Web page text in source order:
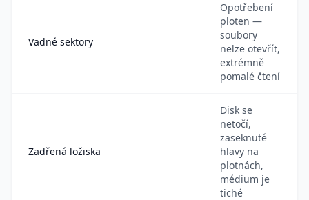
Vadné sektory
Opotřebení
ploten —
soubory
nelze otevřít,
extrémně
pomalé čtení
Zadřená ložiska
Disk se
netočí,
zaseknuté
hlavy na
plotnách,
médium je
tiché